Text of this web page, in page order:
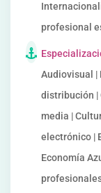
profesional
Audiovisual |
distribución |
media |
electrónico |
Economía